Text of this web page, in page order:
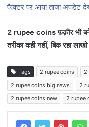
फैक्टर पर आया ताजा अपडेट
2 rupee coins फ़क़ीर भी
तरीका कही नहीं, बिक रहा
Tags 2 rupee coins 2
2 rupee coins big news
2
2 rupee coins new
2 rupee